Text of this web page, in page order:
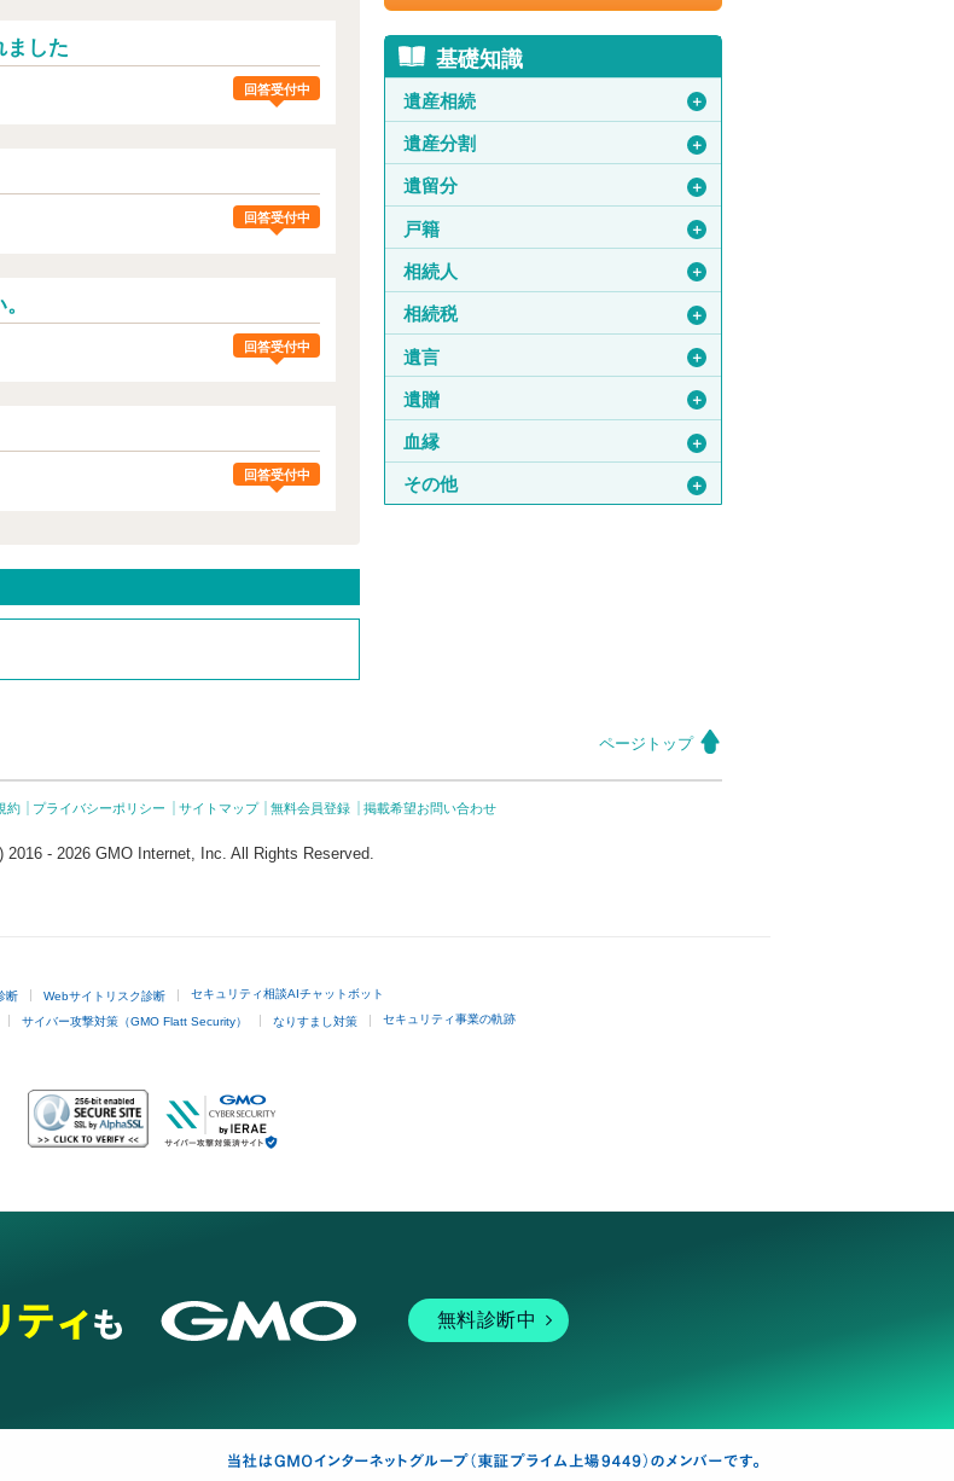
ました
回答受付中
回答受付中
回答受付中
回答受付中
基礎知識
遺産相続 ＋
遺産分割 ＋
遺留分 ＋
戸籍 ＋
相続人 ＋
相続税 ＋
遺言 ＋
遺贈 ＋
血縁 ＋
その他 ＋
ページトップ
約 プライバシーポリシー サイトマップ 無料会員登録 掲載希望お問い合わせ
2016 - 2026 GMO Internet, Inc. All Rights Reserved.
断 Webサイトリスク診断 セキュリティ相談AIチャットボット
サイバー攻撃対策（GMO Flatt Security） なりすまし対策 セキュリティ事業の軌跡
無料診断中